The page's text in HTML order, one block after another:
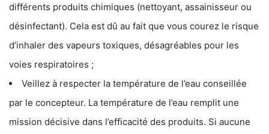
différents produits chimiques (nettoyant, assainisseur ou
désinfectant). Cela est dû au fait que vous courez le risque
d’inhaler des vapeurs toxiques, désagréables pour les
voies respiratoires ;
Veillez à respecter la température de l’eau conseillée
par le concepteur. La température de l’eau remplit une
mission décisive dans l’efficacité des produits. Si aucune